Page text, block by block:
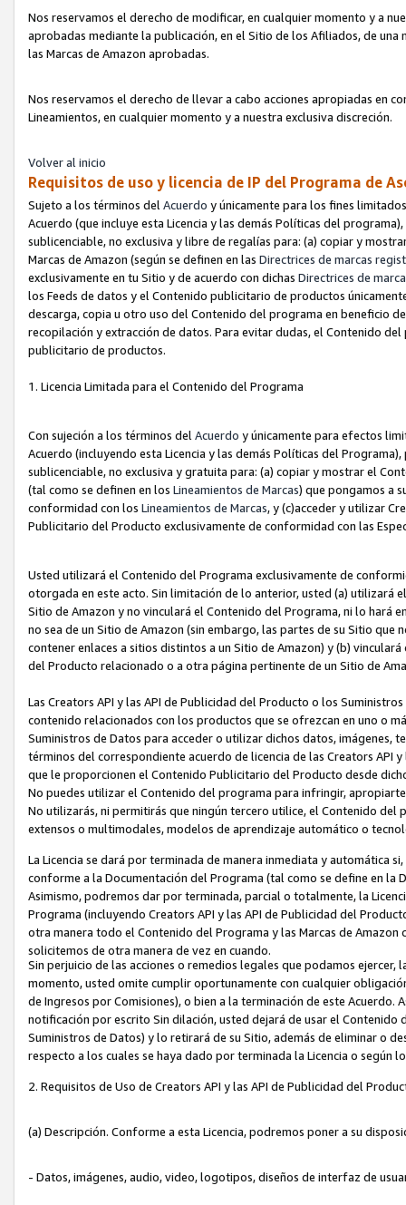
Nos reservamos el derecho de modificar, en cualquier momento y a
aprobadas mediante la publicación, en el Sitio de los Afiliados, de
las Marcas de Amazon aprobadas.
Nos reservamos el derecho de llevar a cabo acciones apropiadas en
Lineamientos, en cualquier momento y a nuestra exclusiva discreción.
Volver al inicio
Requisitos de uso y licencia de IP del Programa de
Sujeto a los términos del Acuerdo y únicamente para los fines
Acuerdo (que incluye esta Licencia y las demás Políticas del
sublicenciable, no exclusiva y libre de regalías para: (a) copiar y
Marcas de Amazon (según se definen en las Directrices de marcas
exclusivamente en tu Sitio y de acuerdo con dichas Directrices de
los Feeds de datos y el Contenido publicitario de productos
descarga, copia u otro uso del Contenido del programa en beneficio
recopilación y extracción de datos. Para evitar dudas, el Contenido
publicitario de productos.
1. Licencia Limitada para el Contenido del Programa
Con sujeción a los términos del Acuerdo y únicamente para efectos
Acuerdo (incluyendo esta Licencia y las demás Políticas del
sublicenciable, no exclusiva y gratuita para: (a) copiar y mostrar el
(tal como se definen en los Lineamientos de Marcas) que pongamos a
conformidad con los Lineamientos de Marcas, y (c)acceder y utilizar
Publicitario del Producto exclusivamente de conformidad con las
Usted utilizará el Contenido del Programa exclusivamente de
otorgada en este acto. Sin limitación de lo anterior, usted (a) utilizará
Sitio de Amazon y no vinculará el Contenido del Programa, ni lo hará
no sea de un Sitio de Amazon (sin embargo, las partes de su Sitio
contener enlaces a sitios distintos a un Sitio de Amazon) y (b)
del Producto relacionado o a otra página pertinente de un Sitio de
Las Creators API y las API de Publicidad del Producto o los
contenido relacionados con los productos que se ofrezcan en uno o
Suministros de Datos para acceder o utilizar dichos datos,
términos del correspondiente acuerdo de licencia de las Creators API
que le proporcionen el Contenido Publicitario del Producto desde
No puedes utilizar el Contenido del programa para infringir,
No utilizarás, ni permitirás que ningún tercero utilice, el Contenido
extensos o multimodales, modelos de aprendizaje automático o
La Licencia se dará por terminada de manera inmediata y automática
conforme a la Documentación del Programa (tal como se define en la
Asimismo, podremos dar por terminada, parcial o totalmente, la
Programa (incluyendo Creators API y las API de Publicidad del
otra manera todo el Contenido del Programa y las Marcas de
solicitemos de otra manera de vez en cuando.
Sin perjuicio de las acciones o remedios legales que podamos
momento, usted omite cumplir oportunamente con cualquier
de Ingresos por Comisiones), o bien a la terminación de este
notificación por escrito Sin dilación, usted dejará de usar el
Suministros de Datos) y lo retirará de su Sitio, además de eliminar o
respecto a los cuales se haya dado por terminada la Licencia o según
2. Requisitos de Uso de Creators API y las API de Publicidad del
(a) Descripción. Conforme a esta Licencia, podremos poner a su
- Datos, imágenes, audio, video, logotipos, diseños de interfaz de